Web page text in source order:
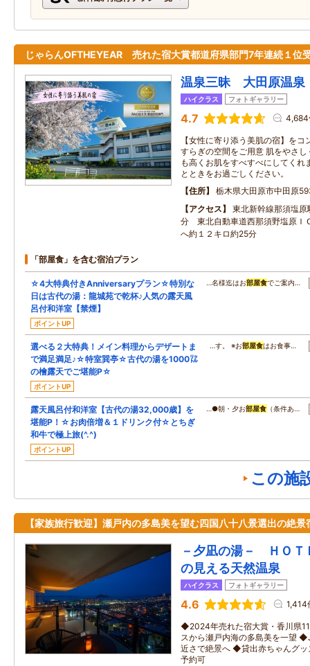
じゃらんOFTHEYEAR 売れた宿大賞都道府県部門7年連続１位
温泉三昧 大田原温
ハイクラス フォトギャラリー
4.7 4,684
【女性に寄り添う美肌の宿】を
すらぎの空間をご用意 肌をやさ
も高くお肌をすべすべにしてくれ
とときをお過ごしください。
住所
栃木県大田原市中田原
アクセス
東北新幹線那須塩
分 東北自動車道西那須野塩原Ｉ
へ約１２キロ約25分
「部屋食」を含む宿泊プラン
☆4大特典付きAnniversaryプラン☆特別な
日は古代の湯：龍城苑で乾杯♪人気の露天風
呂付和洋室【禁煙】
ポイントUP
…名様迄はお部屋食でご案内…
選べる２大特典！メイン料理からデザートま
で満足満足♪☆特室巽亭☆古代の湯を1000㍑
の檜露天でご堪能P☆
ポイントUP
…す。 ※お部屋食はお食事…
露天風呂付和洋室【古代の湯32,000歳】を
堪能P！☆お肉倍増＆１ドリンク付☆とちぎ
和牛で極上旅(^.^)
ポイントUP
…●朝・夕お部屋食 （条件あ…
この施
【家族旅行歓迎】瀬戸内の多島美を望む四国八十八景選出の絶景
－夕凪の湯－ ＨＯ
の見える天然温泉
ハイクラス フォトギャラリー
4.6 1,414
◆2024年売れた宿大賞・香川県
スから瀬戸内海の多島美を一望
近さで絶景へ ◆貸出赤ちゃんグ
予約可